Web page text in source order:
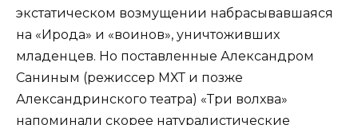
экстатическом возмущении набрасывавшаяся
на «Ирода» и «воинов», уничтоживших
младенцев. Но поставленные Александром
Саниным (режиссер МХТ и позже
Александринского театра) «Три волхва»
напоминали скорее натуралистические